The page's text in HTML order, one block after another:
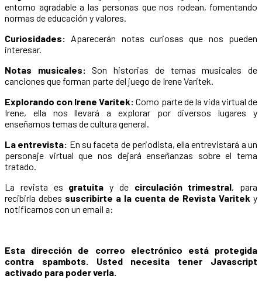
entorno agradable a las personas que nos rodean, fomentando
normas de educación y valores.
Curiosidades: Aparecerán notas curiosas que nos pueden
interesar.
Notas musicales: Son historias de temas musicales de
canciones que forman parte del juego de Irene Varitek.
Explorando con Irene Varitek: Como parte de la vida virtual de
Irene, ella nos llevará a explorar por diversos lugares y
enseñarnos temas de cultura general.
La entrevista: En su faceta de periodista, ella entrevistará a un
personaje virtual que nos dejará enseñanzas sobre el tema
tratado.
La revista es gratuita y de circulación trimestral, para
recibirla debes suscribirte a la cuenta de Revista Varitek y
notificarnos con un email a:
Esta dirección de correo electrónico está protegida
contra spambots. Usted necesita tener Javascript
activado para poder verla.